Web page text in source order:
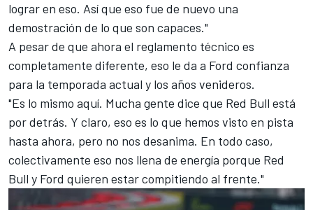
lograr en eso. Así que eso fue de nuevo una
demostración de lo que son capaces."
A pesar de que ahora el reglamento técnico es
completamente diferente, eso le da a Ford confianza
para la temporada actual y los años venideros.
"Es lo mismo aquí. Mucha gente dice que Red Bull está
por detrás. Y claro, eso es lo que hemos visto en pista
hasta ahora, pero no nos desanima. En todo caso,
colectivamente eso nos llena de energía porque Red
Bull y Ford quieren estar compitiendo al frente."